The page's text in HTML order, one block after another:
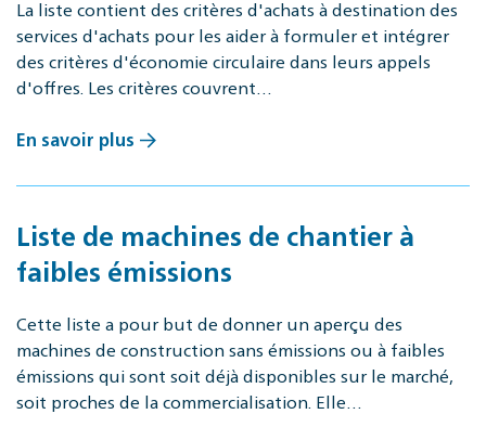
La liste contient des critères d'achats à destination des
services d'achats pour les aider à formuler et intégrer
des critères d'économie circulaire dans leurs appels
d'offres. Les critères couvrent…
En savoir plus
Liste de machines de chantier à
faibles émissions
Cette liste a pour but de donner un aperçu des
machines de construction sans émissions ou à faibles
émissions qui sont soit déjà disponibles sur le marché,
soit proches de la commercialisation. Elle…